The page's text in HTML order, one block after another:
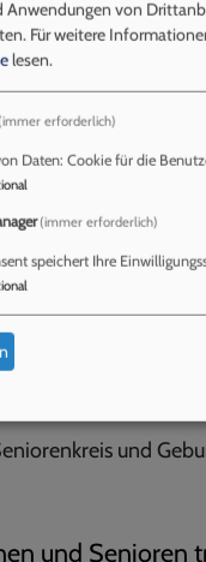
ehrenamtliche
die gerne mit
und diese
für das
Das kann einmal im
Zeit und Lust haben.
neue Rezepte
Sie sich doch
und
und Senioren
Anwendungen von
Für weitere
lesen.
(immer erforderlich)
Daten: Cookie für die
(immer erforderlich)
speichert Ihre